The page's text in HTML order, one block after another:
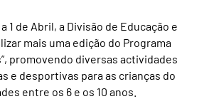
1 de Abril, a Divisão de Educação e
mais uma edição do Programa
promovendo diversas actividades
e desportivas para as crianças do
entre os 6 e os 10 anos.